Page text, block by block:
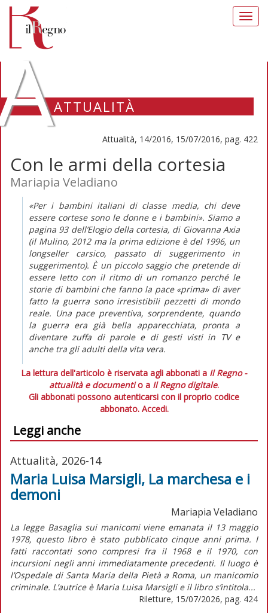
ATTUALITÀ
Attualità, 14/2016, 15/07/2016, pag. 422
Con le armi della cortesia
Mariapia Veladiano
«Per i bambini italiani di classe media, chi deve
essere cortese sono le donne e i bambini». Siamo a
pagina 93 dell’Elogio della cortesia, di Giovanna Axia
(il Mulino, 2012 ma la prima edizione è del 1996, un
longseller carsico, passato di suggerimento in
suggerimento). È un piccolo saggio che pretende di
essere letto con il ritmo di un romanzo perché le
storie di bambini che fanno la pace «prima» di aver
fatto la guerra sono irresistibili pezzetti di mondo
reale. Una pace preventiva, sorprendente, quando
la guerra era già bella apparecchiata, pronta a
diventare zuffa di parole e di gesti visti in TV e
anche tra gli adulti della vita vera.
La lettura dell'articolo è riservata agli abbonati a Il Regno -
attualità e documentio a Il Regno digitale.
Gli abbonati possono autenticarsi con il proprio codice
abbonato. Accedi.
Leggi anche
Attualità, 2026-14
Maria Luisa Marsigli, La marchesa e i
demoni
Mariapia Veladiano
La legge Basaglia sui manicomi viene emanata il 13 maggio
1978, questo libro è stato pubblicato cinque anni prima. I
fatti raccontati sono compresi fra il 1968 e il 1970, con
incursioni negli anni immediatamente precedenti. Il luogo è
l’Ospedale di Santa Maria della Pietà a Roma, un manicomio
criminale. L’autrice è Maria Luisa Marsigli e il libro s’intitola...
Riletture, 15/07/2026, pag. 424